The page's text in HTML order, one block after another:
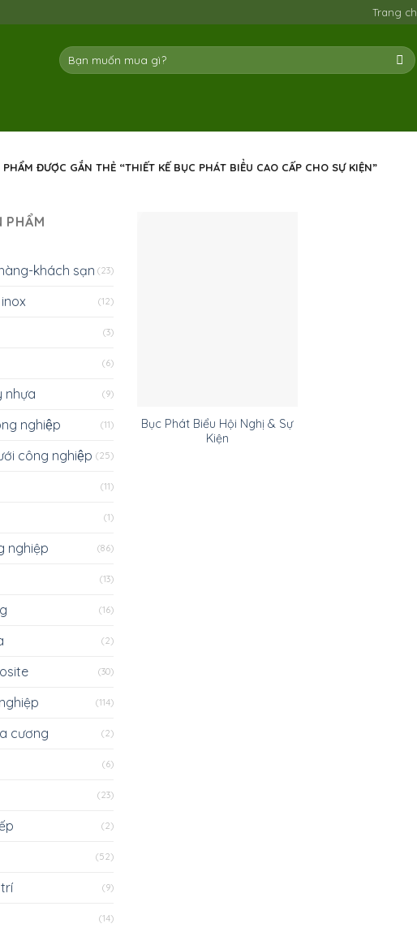
Trang
Tìm
kiếm:
PHẨM ĐƯỢC GẮN THẺ “THIẾT KẾ BỤC PHÁT BIỂU CAO CẤP CHO SỰ KIỆN”
PHẨM
khách sạn (23)
(12)
(3)
(6)
nhựa (9)
nghiệp (11)
công nghiệp (25)
(11)
(1)
nghiệp (86)
(13)
(16)
(2)
(30)
(114)
cương (2)
(6)
(23)
(2)
(52)
(9)
(14)
Bục Phát Biểu Hội Nghị & Sự
Kiện